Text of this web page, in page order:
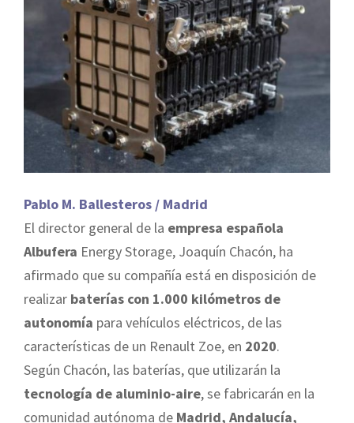
Pablo M. Ballesteros / Madrid
El director general de la empresa española
Albufera Energy Storage, Joaquín Chacón, ha
afirmado que su compañía está en disposición de
realizar baterías con 1.000 kilómetros de
autonomía para vehículos eléctricos, de las
características de un Renault Zoe, en 2020.
Según Chacón, las baterías, que utilizarán la
tecnología de aluminio-aire, se fabricarán en la
comunidad autónoma de Madrid, Andalucía,